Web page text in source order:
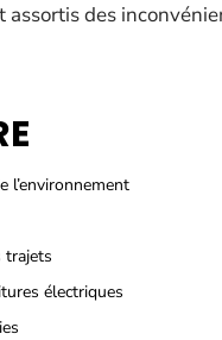
des
l’environnement
trajets
électriques